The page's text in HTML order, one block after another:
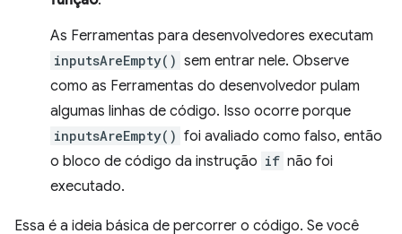
As Ferramentas para desenvolvedores executam
inputsAreEmpty() sem entrar nele. Observe
como as Ferramentas do desenvolvedor pulam
algumas linhas de código. Isso ocorre porque
inputsAreEmpty() foi avaliado como falso, então
o bloco de código da instrução if não foi
executado.
Essa é a ideia básica de percorrer o código. Se você